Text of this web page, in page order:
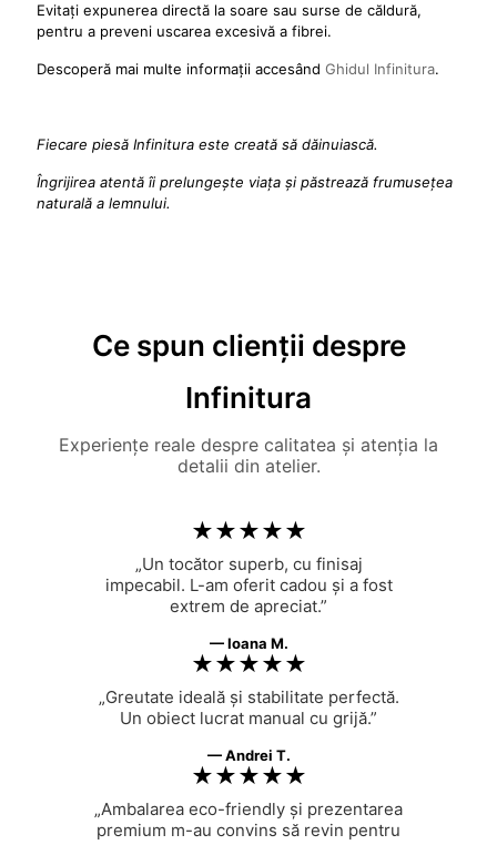
Evitați expunerea directă la soare sau surse de căldură,
pentru a preveni uscarea excesivă a fibrei.
Descoperă mai multe informații accesând Ghidul Infinitura.
Fiecare piesă Infinitura este creată să dăinuiască.
Îngrijirea atentă îi prelungește viața și păstrează frumusețea
naturală a lemnului.
Ce spun clienții despre
Infinitura
Experiențe reale despre calitatea și atenția la
detalii din atelier.
★★★★★
„Un tocător superb, cu finisaj
impecabil. L-am oferit cadou și a fost
extrem de apreciat.”
— Ioana M.
★★★★★
„Greutate ideală și stabilitate perfectă.
Un obiect lucrat manual cu grijă.”
— Andrei T.
★★★★★
„Ambalarea eco-friendly și prezentarea
premium m-au convins să revin pentru